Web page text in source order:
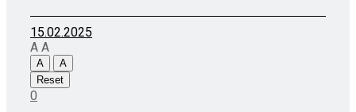
15.02.2025
A A
A
A
Reset
0